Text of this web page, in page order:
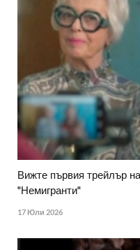
Вижте първия трейлър
"Немигранти"
17 Юли 2026